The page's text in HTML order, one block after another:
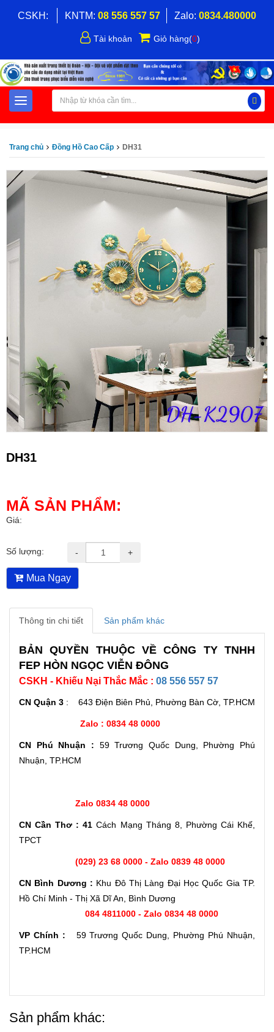
CSKH: KNTM: 08 556 557 57 Zalo: 0834.480000
Tài khoản Giỏ hàng(0)
Trang chủ Đồng Hồ Cao Cấp DH31
DH31
MÃ SẢN PHẨM:
Giá:
Số lượng: - +
Mua Ngay
Thông tin chi tiết Sản phẩm khác
BẢN QUYỀN THUỘC VỀ CÔNG TY TNHH
FEP HÒN NGỌC VIỄN ĐÔNG
CSKH - Khiếu Nại Thắc Mắc : 08 556 557 57
CN Quận 3 : 643 Điện Biên Phủ, Phường Bàn Cờ, TP.HCM
Zalo : 0834 48 0000
CN Phú Nhuận : 59 Trương Quốc Dung, Phường Phú
Nhuận, TP.HCM
Zalo 0834 48 0000
CN Cần Thơ : 41 Cách Mạng Tháng 8, Phường Cái Khế,
TPCT
(029) 23 68 0000 - Zalo 0839 48 0000
CN Bình Dương : Khu Đô Thị Làng Đại Học Quốc Gia TP.
Hồ Chí Minh - Thị Xã Dĩ An, Bình Dương
084 4811000 - Zalo 0834 48 0000
VP Chính : 59 Trương Quốc Dung, Phường Phú Nhuận,
TP.HCM
Sản phẩm khác: